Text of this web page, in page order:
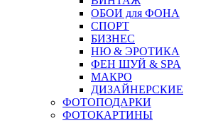
ОБОИ для ФОНА
СПОРТ
БИЗНЕС
НЮ & ЭРОТИКА
ФЕН ШУЙ & SPA
МАКРО
ДИЗАЙНЕРСКИЕ
ФОТОПОДАРКИ
ФОТОКАРТИНЫ